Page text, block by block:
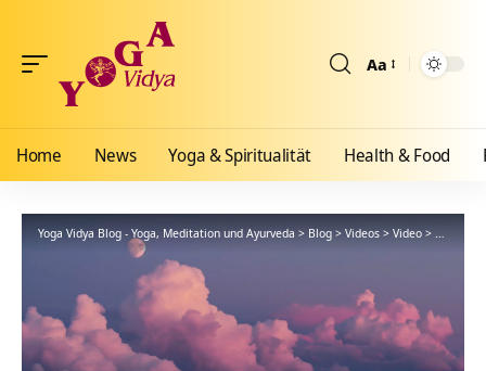
Aa
Home News Yoga & Spiritualität Health & Food
Yoga Vidya Blog - Yoga, Meditation und Ayurveda > Blog > Videos > Video > Yoga